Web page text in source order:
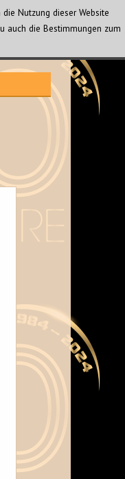
Nutzung dieser Website
auch die Bestimmungen zum